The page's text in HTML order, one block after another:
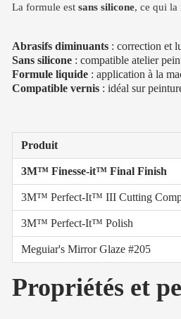
La formule est sans silicone, ce qui la
Abrasifs diminuants : correction et
Sans silicone : compatible atelier
Formule liquide : application à la
Compatible vernis : idéal sur
Produit
3M™ Finesse-it™ Final Finish
3M™ Perfect-It™ III Cutting
3M™ Perfect-It™ Polish
Meguiar's Mirror Glaze #205
Propriétés et